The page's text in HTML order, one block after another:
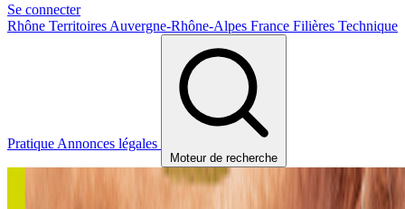
Se connecter
Rhône Territoires Auvergne-Rhône-Alpes France Filières Technique
Pratique Annonces légales
Moteur de recherche